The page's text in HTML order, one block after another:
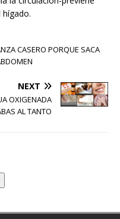
CASERO PORQUE SACA
NEXT
OXIGENADA
AL TANTO